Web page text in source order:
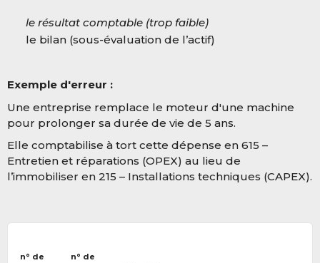
le résultat comptable (trop faible)
le bilan (sous-évaluation de l’actif)
Exemple d'erreur :
Une entreprise remplace le moteur d'une machine
pour prolonger sa durée de vie de 5 ans.
Elle comptabilise à tort cette dépense en 615 –
Entretien et réparations (OPEX) au lieu de
l’immobiliser en 215 – Installations techniques (CAPEX).
n° de
n° de